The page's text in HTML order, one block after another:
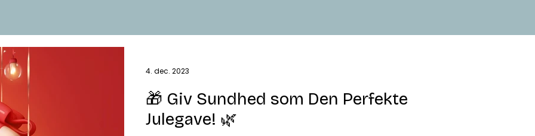
🎁 Giv Sundhed som Den Perfekte
Julegave! 🌿
4. dec. 2023